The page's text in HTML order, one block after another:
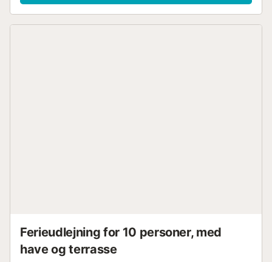
Ferieudlejning for 10 personer, med
have og terrasse